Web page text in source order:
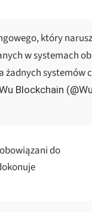
który
w systemach
żadnych
Blockchain
do